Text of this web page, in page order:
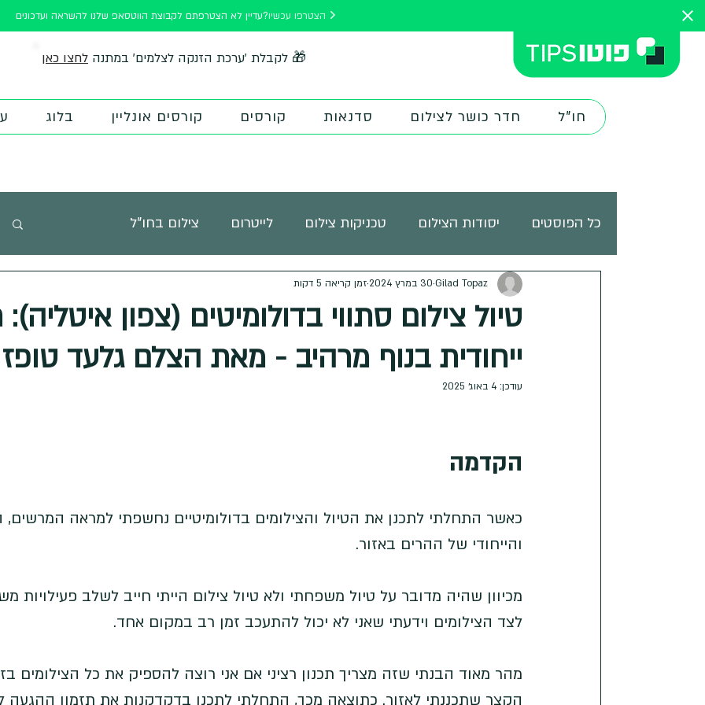
עדיין לא הצטרפתם לקבוצת הווטסאפ שלנו להשראה ועדכונים?
לחצו כאן 🎁 לקבלת 'ערכת הזנקה לצלמים' במתנה
חו"ל חדר כושר לצילום סדנאות קורסים קורסים אונליין בלוג
כל הפוסטים יסודות הצילום טכניקות צילום לייטרום צילום בחו"ל
ציוד צילום מורים ובוגרים אתר פוטוטיפס
טיול צילום סתווי בדולומיטים (צפון איטליה):
ייחודית בנוף מרהיב - מאת הצלם גלעד טופז
Gilad Topaz 30 במרץ 2024 זמן קריאה 5 דקות
עודכן: 4 באוג׳ 2025
הקדמה
כאשר התחלתי לתכנן את הטיול והצילומים בדולומיטיים נחשפתי למראה המרשים,
והייחודי של ההרים באזור.
מכיוון שהיה מדובר על טיול משפחתי ולא טיול צילום הייתי חייב לשלב פעילויות
לצד הצילומים וידעתי שאני לא יכול להתעכב זמן רב במקום אחד.
מהר מאוד הבנתי שזה מצריך תכנון רציני אם אני רוצה להספיק את כל הצילומים
הקצר שתכננתי לאזור. כתוצאה מכך, התחלתי לתכנן בדקדקנות את תזמון ההגעה